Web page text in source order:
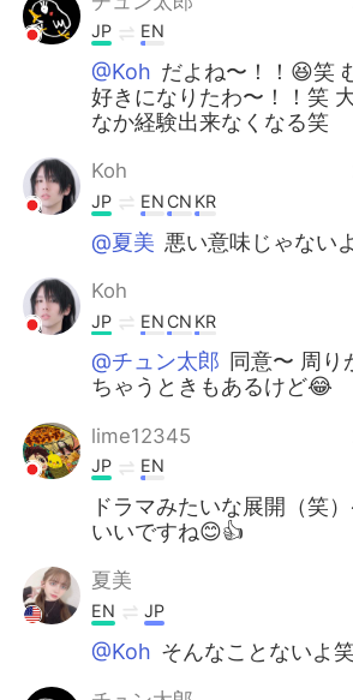
JP EN
@Koh だよね〜！！😆笑
好きになりたわ〜！！笑
なか経験出来なくなる笑
Koh
JP EN CN KR
@夏美 悪い意味じゃないよ
Koh
JP EN CN KR
@チュン太郎 同意〜 周り
ちゃうときもあるけど😂
lime12345
JP EN
ドラマみたいな展開（笑
いいですね😊👍
夏美
EN JP
@Koh そんなことないよ笑